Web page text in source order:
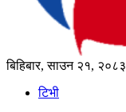
बिहिबार, साउन २१, २०८३
टिभी